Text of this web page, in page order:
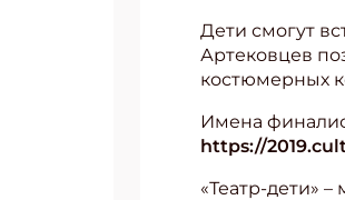
Дети смогут
Артековцев
костюмерных
Имена
https://
«Театр-дети»